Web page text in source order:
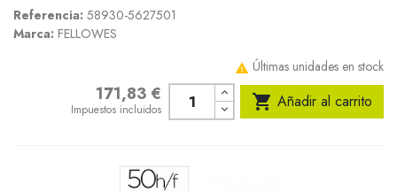
Referencia: 58930-5627501
Marca: FELLOWES
 Últimas unidades en stock
Precio171,83 €
Impuestos incluidos  Añadir al carrito